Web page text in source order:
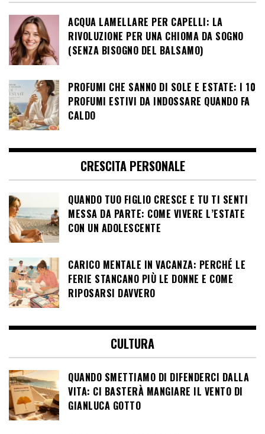
ACQUA LAMELLARE PER CAPELLI: LA
RIVOLUZIONE PER UNA CHIOMA DA SOGNO
(SENZA BISOGNO DEL BALSAMO)
PROFUMI CHE SANNO DI SOLE E ESTATE: I 10
PROFUMI ESTIVI DA INDOSSARE QUANDO FA
CALDO
CRESCITA PERSONALE
QUANDO TUO FIGLIO CRESCE E TU TI SENTI
MESSA DA PARTE: COME VIVERE L’ESTATE
CON UN ADOLESCENTE
CARICO MENTALE IN VACANZA: PERCHÉ LE
FERIE STANCANO PIÙ LE DONNE E COME
RIPOSARSI DAVVERO
CULTURA
QUANDO SMETTIAMO DI DIFENDERCI DALLA
VITA: CI BASTERÀ MANGIARE IL VENTO DI
GIANLUCA GOTTO